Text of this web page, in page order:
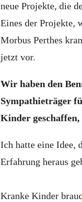
neue Projekte, die
Eines der Projekte,
Morbus Perthes
jetzt vor.
Wir haben den
Sympathieträger
Kinder
Ich hatte eine Idee,
Erfahrung heraus
Kranke Kinder